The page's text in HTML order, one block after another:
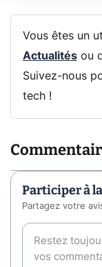
Vous êtes un
Actualitésou
Suivez-nous
tech !
Participer à
Partagez votre